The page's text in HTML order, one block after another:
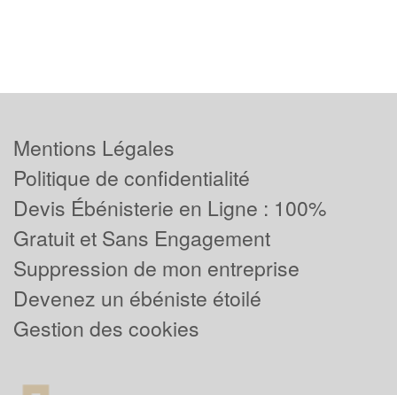
Mentions Légales
Politique de confidentialité
Devis Ébénisterie en Ligne : 100%
Gratuit et Sans Engagement
Suppression de mon entreprise
Devenez un ébéniste étoilé
Gestion des cookies